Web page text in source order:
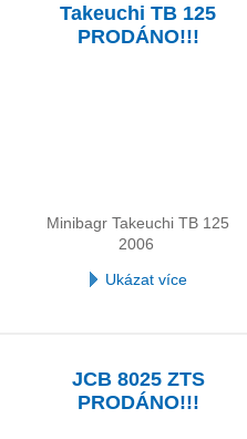
Takeuchi TB 125
PRODÁNO!!!
Minibagr Takeuchi TB 125
2006
Ukázat více
JCB 8025 ZTS
PRODÁNO!!!